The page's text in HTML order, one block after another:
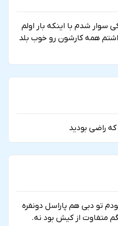
سوار شدم با اينكه بار اولم
همه كارشون رو خوب بلد
راضي بوديد
تو دبي هم پاراسل دونفره
متفاوت از كيش بود نه.